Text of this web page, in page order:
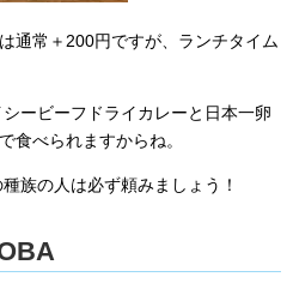
通常＋200円ですが、ランチタイム
ービーフドライカレーと日本一卵
食べられますからね。
族の人は必ず頼みましょう！